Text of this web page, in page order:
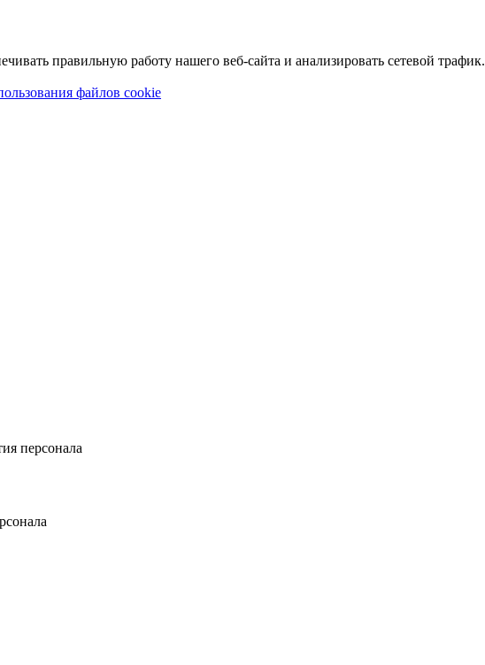
правильную работу нашего веб-сайта и анализировать сетевой трафик.
файлов cookie
персонала